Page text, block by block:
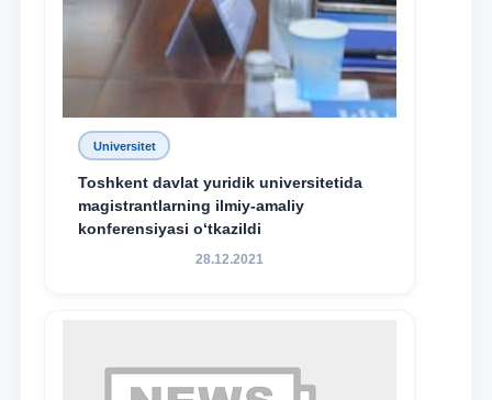
Universitet
Toshkent davlat yuridik universitetida
magistrantlarning ilmiy-amaliy
konferensiyasi o‘tkazildi
28.12.2021